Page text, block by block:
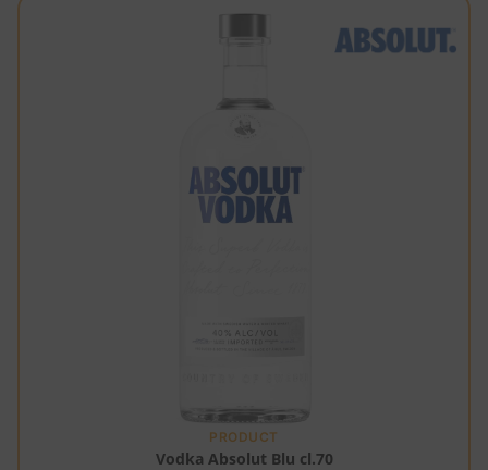
PRODUCT
Vodka Absolut Blu cl.70